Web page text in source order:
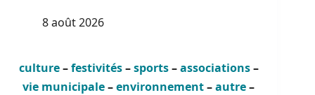
8 août 2026
culture–festivités–sports–associations–
vie municipale–environnement–autre–